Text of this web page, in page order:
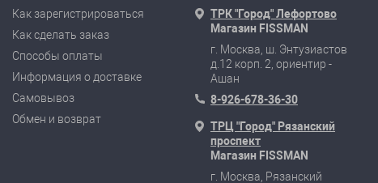
Как зарегистрироваться
Как сделать заказ
Способы оплаты
Информация о доставке
Самовывоз
Обмен и возврат
ТРК "Город" Лефортово
Магазин FISSMAN
г. Москва, ш. Энтузиастов
д.12 корп. 2, ориентир -
Ашан
8-926-678-36-30
ТРЦ "Город" Рязанский
проспект
Магазин FISSMAN
г. Москва, Рязанский